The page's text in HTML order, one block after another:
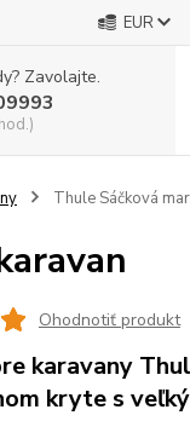
EUR
Zavolajte.
Thule Sáčková
Ohodnotiť produkt
karavany
kryte s